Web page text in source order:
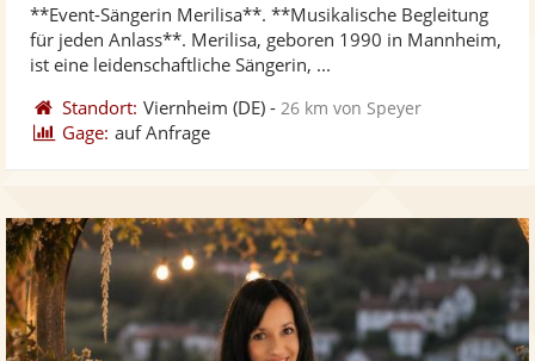
Fotos
5
Sternen
**Event-Sängerin Merilisa**. **Musikalische Begleitung
für jeden Anlass**. Merilisa, geboren 1990 in Mannheim,
ist eine leidenschaftliche Sängerin, ...
Standort: Viernheim (DE) - 26 km von Speyer
Gage: auf Anfrage